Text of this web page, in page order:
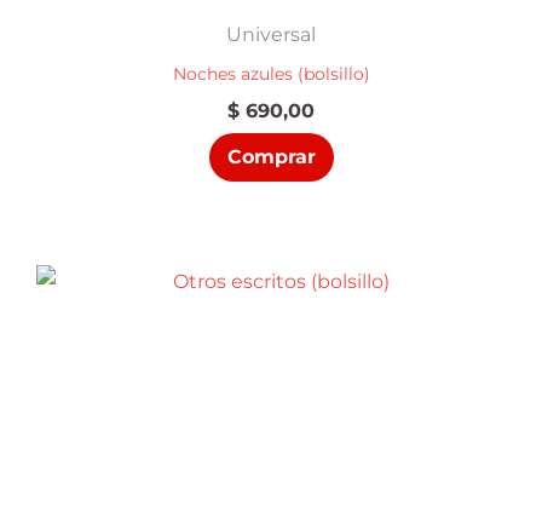
Universal
Noches azules (bolsillo)
$ 690,00
Comprar